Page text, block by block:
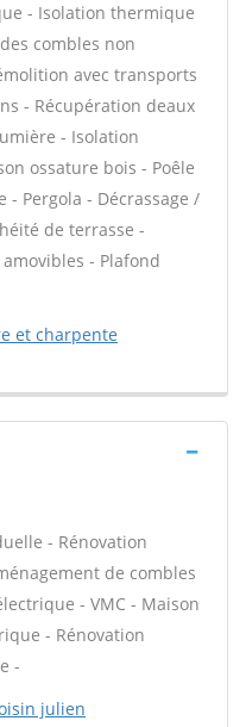
- Isolation thermique
combles non
avec transports
- Récupération deaux
- Isolation
ossature bois - Poêle
Pergola - Décrassage /
de terrasse -
- Plafond
et charpente
- Rénovation
de combles
- VMC - Maison
- Rénovation
-
julien